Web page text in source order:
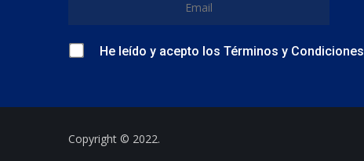
He leído y acepto los Términos y Condiciones
Copyright © 2022.